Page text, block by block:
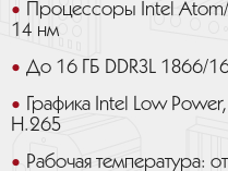
Процессоры Intel
14 нм
До 16 ГБ DDR3L 1866/
Графика Intel Low
H.265
Рабочая температура: